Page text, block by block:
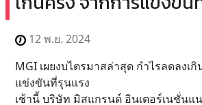
12 พ.ย. 2024
MGI เผยงบไตรมาสล่าสุด กำไรลดลงเ
แข่งขันที่รุนแรง
เช้านี้ บริษัท มิสแกรนด์ อินเตอร์เนชั่นแ